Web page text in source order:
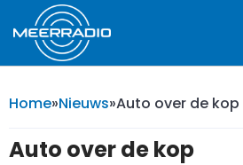
Home»Nieuws»Auto over de kop
Auto over de kop